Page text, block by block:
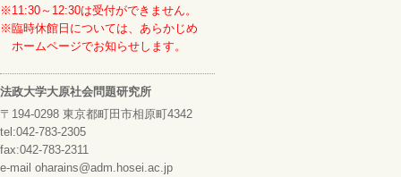
※11:30～12:30は受付ができません。
※臨時休館日については、あらかじめ
ホームページでお知らせします。
法政大学大原社会問題研究所
〒194-0298 東京都町田市相原町4342
tel:042-783-2305
fax:042-783-2311
e-mail oharains@adm.hosei.ac.jp